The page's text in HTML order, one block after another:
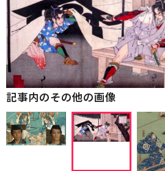
記事内のその他の画像